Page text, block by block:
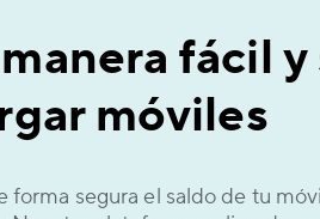
fácil
móviles
forma segura el saldo de tu